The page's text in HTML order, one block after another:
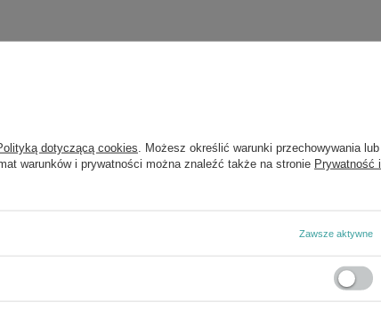
Banany Jabłka dla
23g
23g
dla Niemowląt po 4 Miesiącu
dotyczącą cookies . Możesz określić warunki przechowywania lub
warunków i prywatności można znaleźć także na stronie Prywatność i
Zawsze aktywne